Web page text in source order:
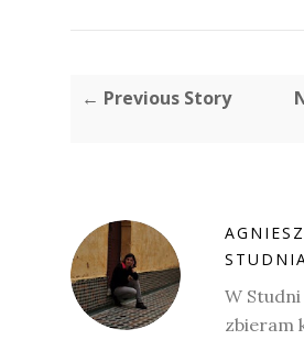
← Previous Story
W
zbieram